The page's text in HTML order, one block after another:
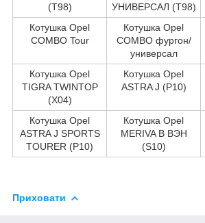
(T98)
УНИВЕРСАЛ (T98)
Котушка Opel
COMBO Tour
Котушка Opel
COMBO фургон/
универсал
Котушка Opel
TIGRA TWINTOP
(X04)
Котушка Opel
ASTRA J (P10)
Котушка Opel
ASTRA J SPORTS
TOURER (P10)
Котушка Opel
MERIVA B ВЭН
(S10)
Приховати